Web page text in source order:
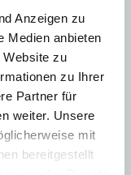
Anzeigen zu
Medien anbieten
Website zu
zu Ihrer
Partner für
weiter. Unsere
mit
bereitgestellt
m² Bebaute
37.600 m²
Bebaute